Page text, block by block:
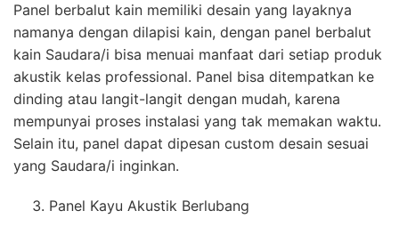
Panel berbalut kain memiliki desain yang layaknya
namanya dengan dilapisi kain, dengan panel berbalut
kain Saudara/i bisa menuai manfaat dari setiap produk
akustik kelas professional. Panel bisa ditempatkan ke
dinding atau langit-langit dengan mudah, karena
mempunyai proses instalasi yang tak memakan waktu.
Selain itu, panel dapat dipesan custom desain sesuai
yang Saudara/i inginkan.
Panel Kayu Akustik Berlubang